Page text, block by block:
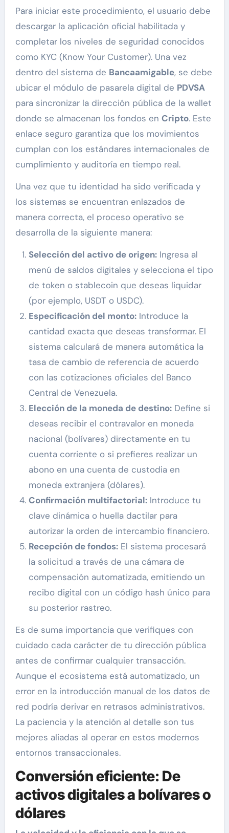
Para iniciar este procedimiento, el usuario debe
descargar la aplicación oficial habilitada y
completar los niveles de seguridad conocidos
como KYC (Know Your Customer). Una vez
dentro del sistema de Bancaamigable, se debe
ubicar el módulo de pasarela digital de PDVSA
para sincronizar la dirección pública de la wallet
donde se almacenan los fondos en Cripto. Este
enlace seguro garantiza que los movimientos
cumplan con los estándares internacionales de
cumplimiento y auditoría en tiempo real.
Una vez que tu identidad ha sido verificada y
los sistemas se encuentran enlazados de
manera correcta, el proceso operativo se
desarrolla de la siguiente manera:
Selección del activo de origen:Ingresa al
menú de saldos digitales y selecciona el tipo
de token o stablecoin que deseas liquidar
(por ejemplo, USDT o USDC).
Especificación del monto:Introduce la
cantidad exacta que deseas transformar. El
sistema calculará de manera automática la
tasa de cambio de referencia de acuerdo
con las cotizaciones oficiales del Banco
Central de Venezuela.
Elección de la moneda de destino:Define si
deseas recibir el contravalor en moneda
nacional (bolívares) directamente en tu
cuenta corriente o si prefieres realizar un
abono en una cuenta de custodia en
moneda extranjera (dólares).
Confirmación multifactorial:Introduce tu
clave dinámica o huella dactilar para
autorizar la orden de intercambio financiero.
Recepción de fondos:El sistema procesará
la solicitud a través de una cámara de
compensación automatizada, emitiendo un
recibo digital con un código hash único para
su posterior rastreo.
Es de suma importancia que verifiques con
cuidado cada carácter de tu dirección pública
antes de confirmar cualquier transacción.
Aunque el ecosistema está automatizado, un
error en la introducción manual de los datos de
red podría derivar en retrasos administrativos.
La paciencia y la atención al detalle son tus
mejores aliadas al operar en estos modernos
entornos transaccionales.
Conversión eficiente: De
activos digitales a bolívares o
dólares